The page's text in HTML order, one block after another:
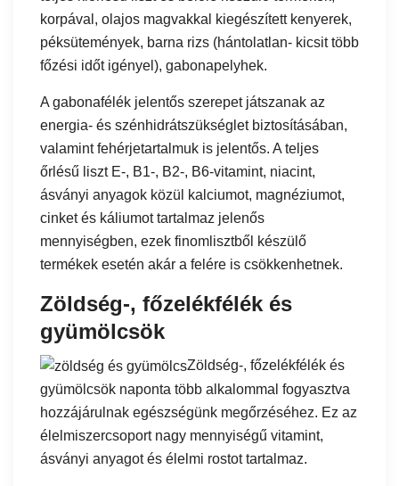
korpával, olajos magvakkal kiegészített kenyerek,
péksütemények, barna rizs (hántolatlan- kicsit több
főzési időt igényel), gabonapelyhek.
A gabonafélék jelentős szerepet játszanak az
energia- és szénhidrátszükséglet biztosításában,
valamint fehérjetartalmuk is jelentős. A teljes
őrlésű liszt E-, B1-, B2-, B6-vitamint, niacint,
ásványi anyagok közül kalciumot, magnéziumot,
cinket és káliumot tartalmaz jelenős
mennyiségben, ezek finomlisztből készülő
termékek esetén akár a felére is csökkenhetnek.
Zöldség-, főzelékfélék és
gyümölcsök
Zöldség-, főzelékfélék és
gyümölcsök naponta több alkalommal fogyasztva
hozzájárulnak egészségünk megőrzéséhez. Ez az
élelmiszercsoport nagy mennyiségű vitamint,
ásványi anyagot és élelmi rostot tartalmaz.